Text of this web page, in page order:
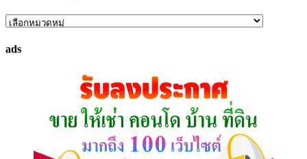
ค้นหา
ที่
ads